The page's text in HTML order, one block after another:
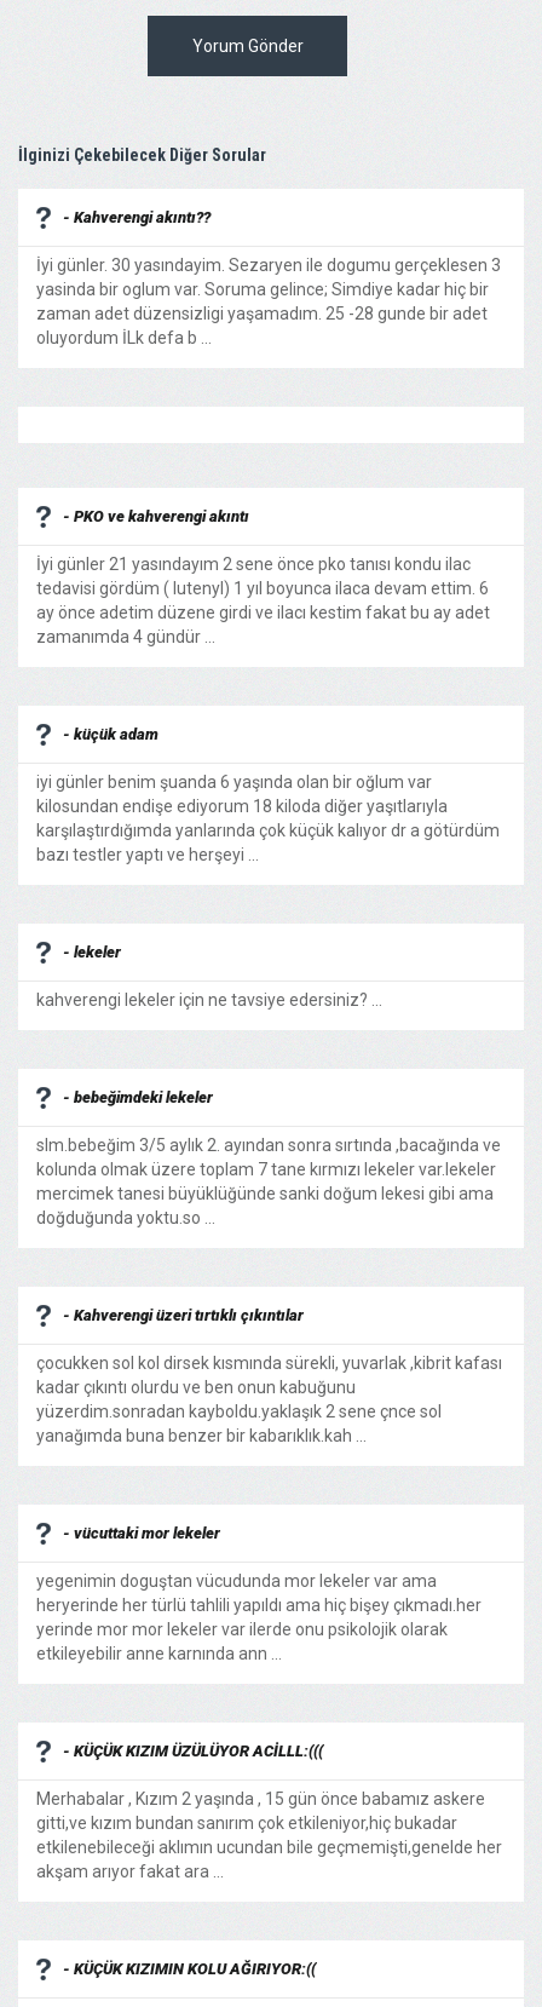
Yorum Gönder
İlginizi Çekebilecek Diğer Sorular
- Kahverengi akıntı??
İyi günler. 30 yasındayim. Sezaryen ile dogumu gerçeklesen 3
yasinda bir oglum var. Soruma gelince; Simdiye kadar hiç bir
zaman adet düzensizligi yaşamadım. 25 -28 gunde bir adet
oluyordum İLk defa b ...
- PKO ve kahverengi akıntı
İyi günler 21 yasındayım 2 sene önce pko tanısı kondu ilac
tedavisi gördüm ( lutenyl) 1 yıl boyunca ilaca devam ettim. 6
ay önce adetim düzene girdi ve ilacı kestim fakat bu ay adet
zamanımda 4 gündür ...
- küçük adam
iyi günler benim şuanda 6 yaşında olan bir oğlum var
kilosundan endişe ediyorum 18 kiloda diğer yaşıtlarıyla
karşılaştırdığımda yanlarında çok küçük kalıyor dr a götürdüm
bazı testler yaptı ve herşeyi ...
- lekeler
kahverengi lekeler için ne tavsiye edersiniz? ...
- bebeğimdeki lekeler
slm.bebeğim 3/5 aylık 2. ayından sonra sırtında ,bacağında ve
kolunda olmak üzere toplam 7 tane kırmızı lekeler var.lekeler
mercimek tanesi büyüklüğünde sanki doğum lekesi gibi ama
doğduğunda yoktu.so ...
- Kahverengi üzeri tırtıklı çıkıntılar
çocukken sol kol dirsek kısmında sürekli, yuvarlak ,kibrit kafası
kadar çıkıntı olurdu ve ben onun kabuğunu
yüzerdim.sonradan kayboldu.yaklaşık 2 sene çnce sol
yanağımda buna benzer bir kabarıklık.kah ...
- vücuttaki mor lekeler
yegenimin doguştan vücudunda mor lekeler var ama
heryerinde her türlü tahlili yapıldı ama hiç bişey çıkmadı.her
yerinde mor mor lekeler var ilerde onu psikolojik olarak
etkileyebilir anne karnında ann ...
- KÜÇÜK KIZIM ÜZÜLÜYOR ACİLLL:(((
Merhabalar , Kızım 2 yaşında , 15 gün önce babamız askere
gitti,ve kızım bundan sanırım çok etkileniyor,hiç bukadar
etkilenebileceği aklımın ucundan bile geçmemişti,genelde her
akşam arıyor fakat ara ...
- KÜÇÜK KIZIMIN KOLU AĞIRIYOR:((